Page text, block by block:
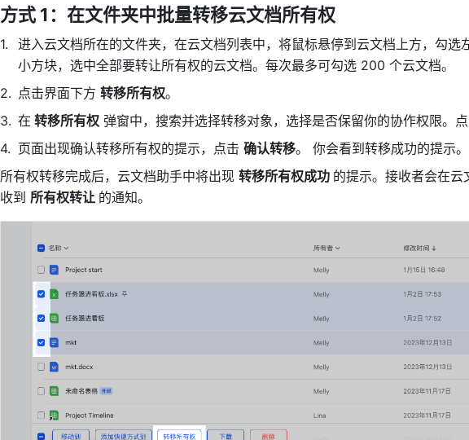
方式 1：在文件夹中批量转移云文档所有权
进入云文档所在的文件夹，在云文档列表中， 将鼠标悬停到云文档上方，勾选
小方块，选中全部要转让所有权的云文档。每次最多可勾选 200 个云文档。
点击界面下方 转移所有权。
在 转移所有权 弹窗中，搜索并选择转移对象，选择是否保留你的协作权限。
页面出现确认转移所有权的提示，点击 确认转移。 你会看到转移成功的提示。
所有权转移完成后，云文档助手中将出现 转移所有权成功 的提示。接收者会在云
收到 所有权转让 的通知。